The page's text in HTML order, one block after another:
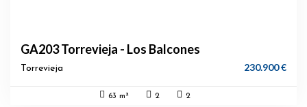
GA203 Torrevieja - Los Balcones
Torrevieja 230.900 €
63 m² 2 2